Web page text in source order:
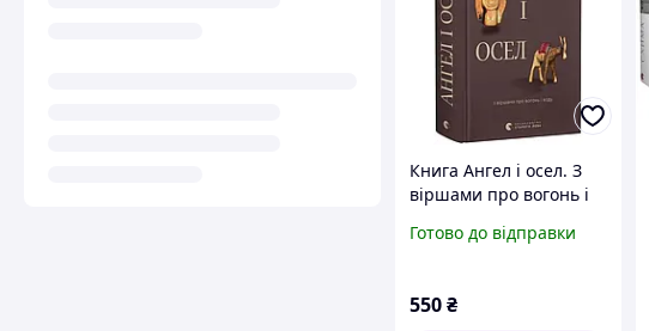
Книга Ангел і осел. З
віршами про вогонь і
Махно (ВСЛ)
Готово до відправки
550₴